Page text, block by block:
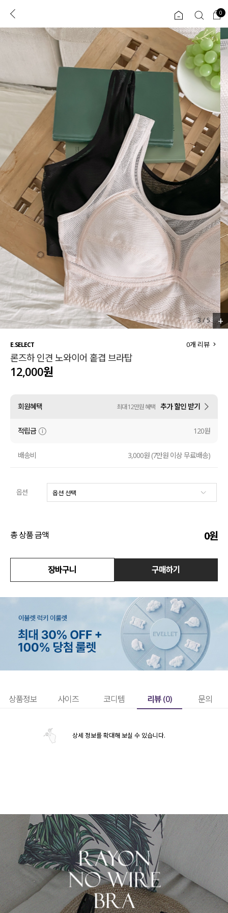
로그인 0
ENG
TW
JP
콘텐츠 플러스핏 회원혜택 입
CATEGORY COMMUNITY
도착보장⚡
인플루언서 pick!
신상 5%
베스트
살안타템
110사이즈
티셔츠
셔츠
원피스
니트
ALL
익스클루시브
아우터
티셔츠
니트
블라우스
팬츠
스커트
언더웨어
0
3/5 +
E.SELECT
론즈하 인견 노와이어 홑겹 브라탑
0개 리뷰
12,000원
회원혜택 최대 12만원 혜택 추가 할인 받기
적립금 120원
배송비 3,000원 (7만원 이상 무료배송)
옵션
총 상품 금액 0원
장바구니 구매하기
상품정보 사이즈 코디템 리뷰 (0) 문의
상세 정보를 확대해 보실 수 있습니다.